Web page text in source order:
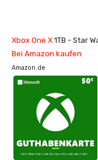
Xbox One X 1TB - Star
Bei Amazon kaufen
Amazon.de